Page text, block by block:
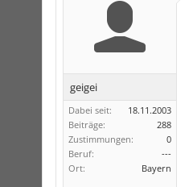
geigei
Dabei seit:
18.11.2003
Beiträge:
288
Zustimmungen:
0
Beruf:
---
Ort:
Bayern